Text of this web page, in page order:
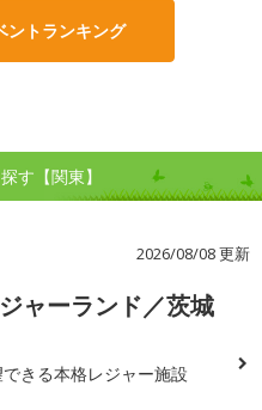
ントランキング
す【関東】
2026/08/08 更新
ャーランド／茨城
きる本格レジャー施設